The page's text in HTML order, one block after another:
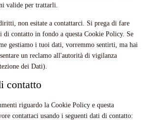
valide per trattarli.
non esitate a contattarci. Si prega di fare
contatto in fondo a questa Cookie Policy. Se
gestiamo i tuoi dati, vorremmo sentirti, ma hai
un reclamo all'autorità di vigilanza
dei Dati).
contatto
riguardo la Cookie Policy e questa
contattaci usando i seguenti dati di contatto: